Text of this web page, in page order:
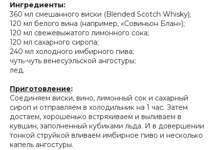
Ингредиенты:
360 мл смешанного виски (Blended Scotch Whisky);
120 мл белого вина (например, «Совиньон Блан»);
120 мл свежевыжатого лимонного сока;
120 мл сахарного сиропа;
240 мл холодного имбирного пива;
чуть-чуть венесуэльской ангостуры;
лед.
Приготовление:
Соединяем виски, вино, лимонный сок и сахарный
сироп и отправляем в холодильник на 1 час. Затем
достаем, хорошенько встряхиваем и выливаем в
кувшин, заполненный кубиками льда. И в довершении
тонкой струйкой вливаем имбирное пиво и несколько
капель ангостуры.